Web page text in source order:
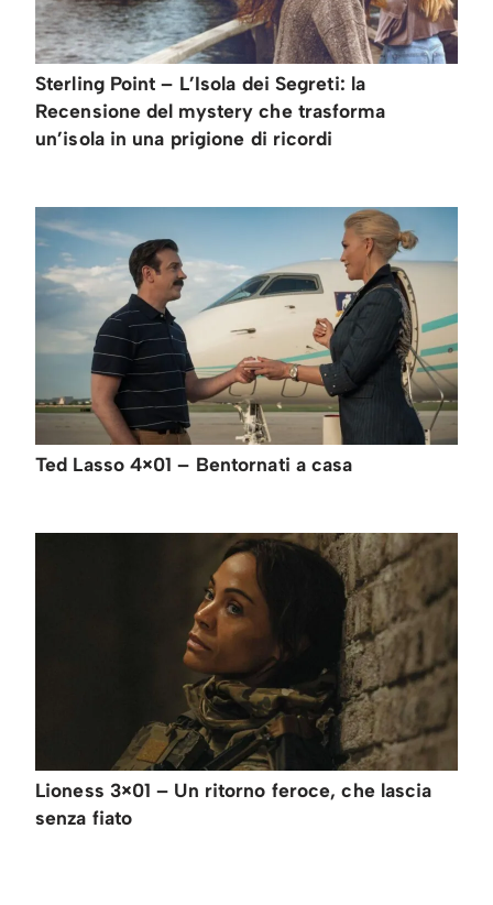
Sterling Point – L’Isola dei Segreti: la
Recensione del mystery che trasforma
un’isola in una prigione di ricordi
Ted Lasso 4×01 – Bentornati a casa
Lioness 3×01 – Un ritorno feroce, che lascia
senza fiato